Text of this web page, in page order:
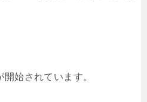
始されています。